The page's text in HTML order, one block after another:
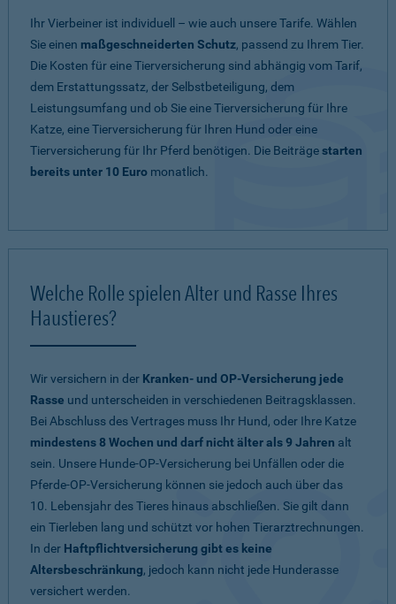
Ihr Vierbeiner ist individuell – wie auch unsere Tarife. Wählen
Sie einen maßgeschneiderten Schutz, passend zu Ihrem Tier.
Die Kosten für eine Tierversicherung sind abhängig vom Tarif,
dem Erstattungssatz, der Selbstbeteiligung, dem
Leistungsumfang und ob Sie eine Tierversicherung für Ihre
Katze, eine Tierversicherung für Ihren Hund oder eine
Tierversicherung für Ihr Pferd benötigen. Die Beiträgestarten
bereits unter 10 Euro monatlich.
Welche Rolle spielen Alter und Rasse Ihres
Haustieres?
Wir versichern in der Kranken- und OP-Versicherung jede
Rasse und unterscheiden in verschiedenen Beitragsklassen.
Bei Abschluss des Vertrages muss Ihr Hund, oder Ihre Katze
mindestens 8 Wochen und darf nicht älter als 9 Jahren alt
sein. Unsere Hunde-OP-Versicherung bei Unfällen oder die
Pferde-OP-Versicherung können sie jedoch auch über das
10. Lebensjahr des Tieres hinaus abschließen. Sie gilt dann
ein Tierleben lang und schützt vor hohen Tierarztrechnungen.
In der Haftpflichtversicherung gibt es keine
Altersbeschränkung, jedoch kann nicht jede Hunderasse
versichert werden.